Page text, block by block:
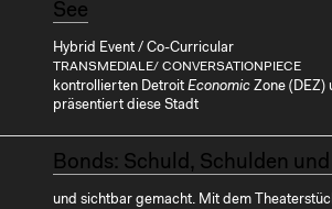
See
Hybrid Event / Co-Curricular
TRANSMEDIALE/ CONVERSATIONPIECE
kontrollierten Detroit Economic Zone (DEZ)
präsentiert diese Stadt
Bonds: Schuld, Schulden
und sichtbar gemacht. Mit dem